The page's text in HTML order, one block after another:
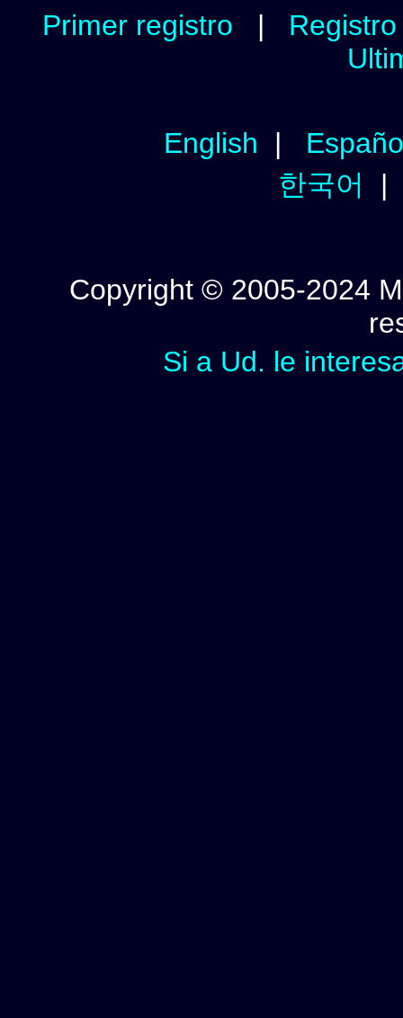
Primer registro |
English |
한국어
Copyright © 2005-2024
Si a Ud. le